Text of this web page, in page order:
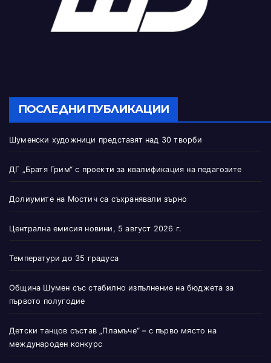
ПОСЛЕДНИ ПУБЛИКАЦИИ
Шуменски художници представят над 30 творби
ДГ „Братя Грим“ с проекти за квалификация на педагозите
Долиумите на Мостич са съхранявали зърно
Централна емисия новини, 5 август 2026 г.
Температури до 35 градуса
Община Шумен със стабилно изпълнение на бюджета за
първото полугодие
Детски танцов състав „Пламъче“ – с първо място на
международен конкурс